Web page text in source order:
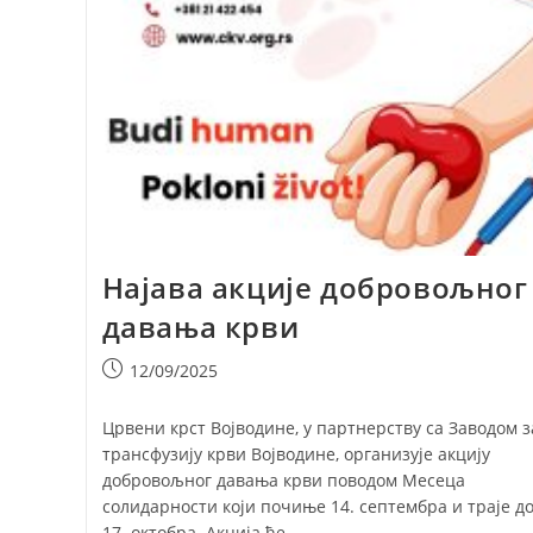
Најава акције добровољног
давања крви
Post12/09/2025
Црвени крст Војводине, у партнерству са Заводом
трансфузију крви Војводине, организује акцију
добровољног давања крви поводом Месеца
солидарности који почиње 14. септембра и траје до